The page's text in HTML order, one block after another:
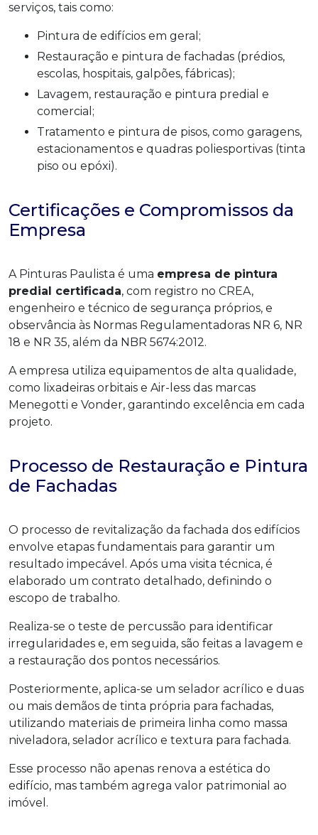
serviços, tais como:
Pintura de edifícios em geral;
Restauração e pintura de fachadas (prédios,
escolas, hospitais, galpões, fábricas);
Lavagem, restauração e pintura predial e
comercial;
Tratamento e pintura de pisos, como garagens,
estacionamentos e quadras poliesportivas (tinta
piso ou epóxi).
Certificações e Compromissos da
Empresa
A Pinturas Paulista é uma empresa de pintura
predial certificada, com registro no CREA,
engenheiro e técnico de segurança próprios, e
observância às Normas Regulamentadoras NR 6, NR
18 e NR 35, além da NBR 5674:2012.
A empresa utiliza equipamentos de alta qualidade,
como lixadeiras orbitais e Air-less das marcas
Menegotti e Vonder, garantindo excelência em cada
projeto.
Processo de Restauração e Pintura
de Fachadas
O processo de revitalização da fachada dos edifícios
envolve etapas fundamentais para garantir um
resultado impecável. Após uma visita técnica, é
elaborado um contrato detalhado, definindo o
escopo de trabalho.
Realiza-se o teste de percussão para identificar
irregularidades e, em seguida, são feitas a lavagem e
a restauração dos pontos necessários.
Posteriormente, aplica-se um selador acrílico e duas
ou mais demãos de tinta própria para fachadas,
utilizando materiais de primeira linha como massa
niveladora, selador acrílico e textura para fachada.
Esse processo não apenas renova a estética do
edifício, mas também agrega valor patrimonial ao
imóvel.